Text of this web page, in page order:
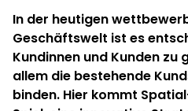
In der heutigen
Geschäftswelt ist es
Kundinnen und Kunden zu
allem die bestehende
binden. Hier kommt